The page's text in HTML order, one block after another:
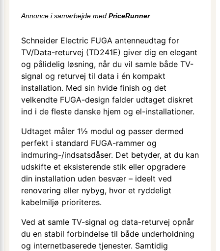
Annonce i samarbejde med PriceRunner
Schneider Electric FUGA antenneudtag for
TV/Data-returvej (TD241E) giver dig en elegant
og pålidelig løsning, når du vil samle både TV-
signal og returvej til data i én kompakt
installation. Med sin hvide finish og det
velkendte FUGA-design falder udtaget diskret
ind i de fleste danske hjem og el-installationer.
Udtaget måler 1½ modul og passer dermed
perfekt i standard FUGA-rammer og
indmuring-/indsatsdåser. Det betyder, at du kan
udskifte et eksisterende stik eller opgradere
din installation uden besvær – ideelt ved
renovering eller nybyg, hvor et ryddeligt
kabelmiljø prioriteres.
Ved at samle TV-signal og data-returvej opnår
du en stabil forbindelse til både underholdning
og internetbaserede tjenester. Samtidig